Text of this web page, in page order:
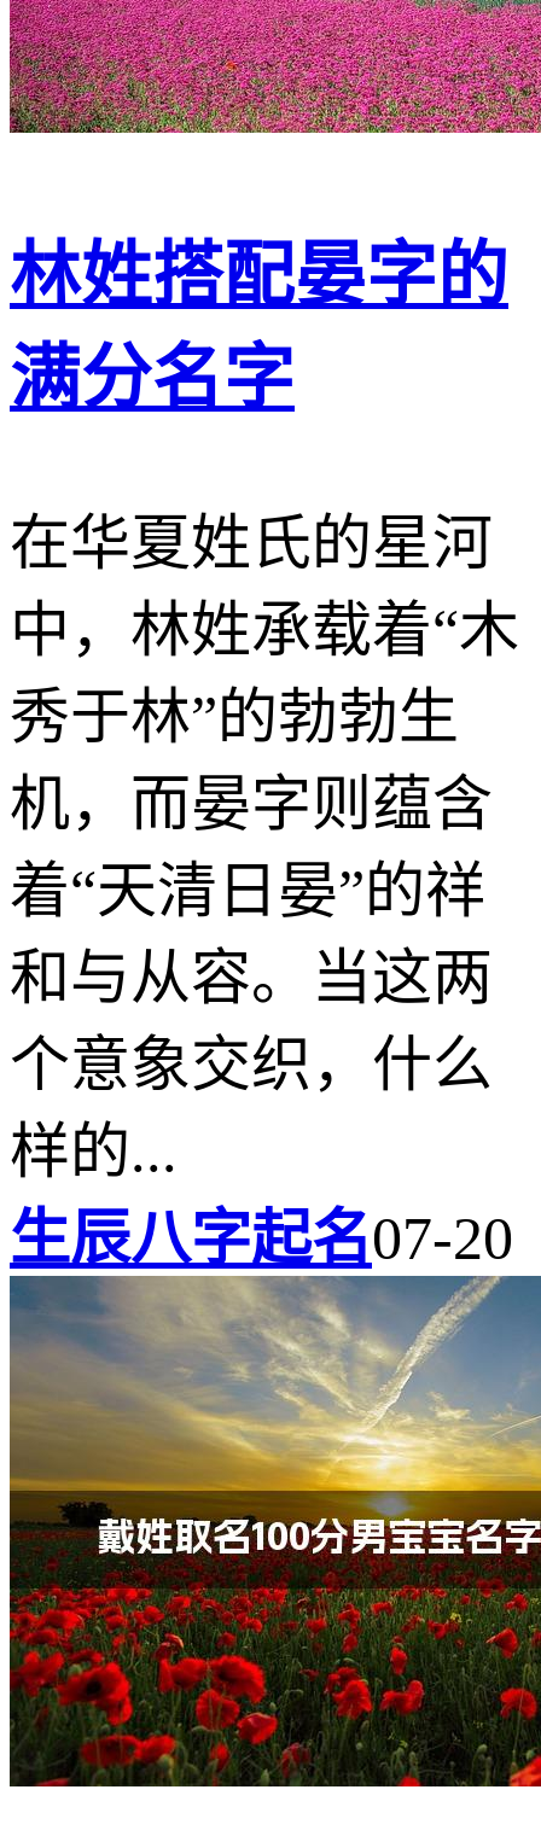
林姓搭配晏字的
满分名字
在华夏姓氏的星河
中，林姓承载着“木
秀于林”的勃勃生
机，而晏字则蕴含
着“天清日晏”的祥
和与从容。当这两
个意象交织，什么
样的...
生辰八字起名07-20